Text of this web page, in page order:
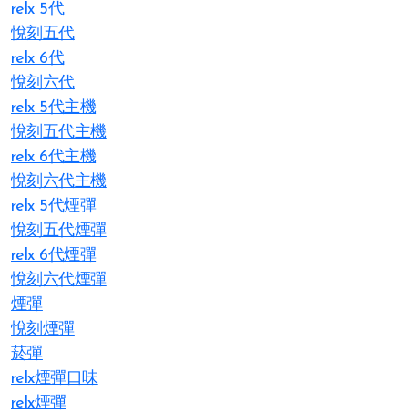
relx 5代
悅刻五代
relx 6代
悅刻六代
relx 5代主機
悅刻五代主機
relx 6代主機
悅刻六代主機
relx 5代煙彈
悅刻五代煙彈
relx 6代煙彈
悅刻六代煙彈
煙彈
悅刻煙彈
菸彈
relx煙彈口味
relx煙彈